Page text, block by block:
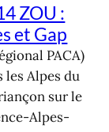
ZOU :
et Gap
PACA)
les Alpes du
sur le
Alpes-